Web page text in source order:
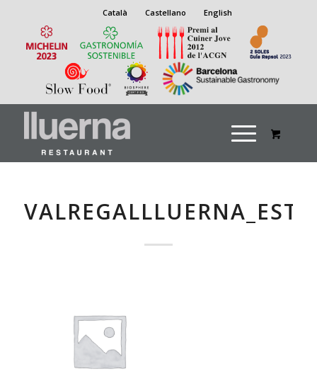
Català Castellano English